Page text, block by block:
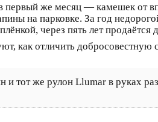
же месяц — камешек от
на парковке. За год
через пять лет
как отличить добросовестную
тот же рулон Llumar в руках